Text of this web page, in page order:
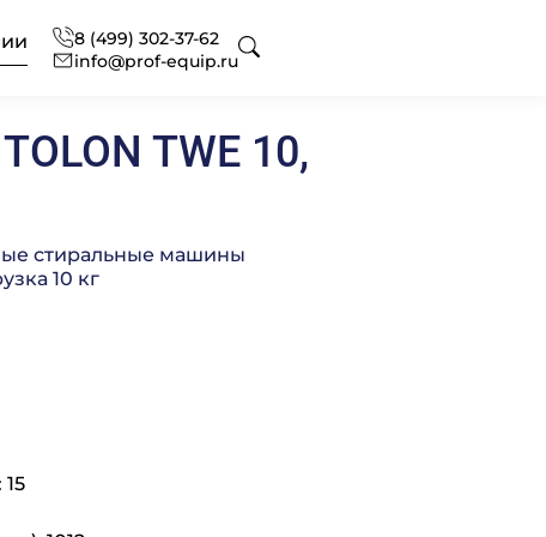
8 (499) 302-37-62
info@prof-equip.ru
химия
TWE 10,
стиральные машины
10 кг